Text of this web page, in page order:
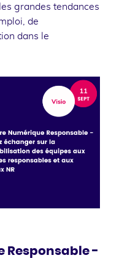
grandes tendances
de
dans le
Responsable -